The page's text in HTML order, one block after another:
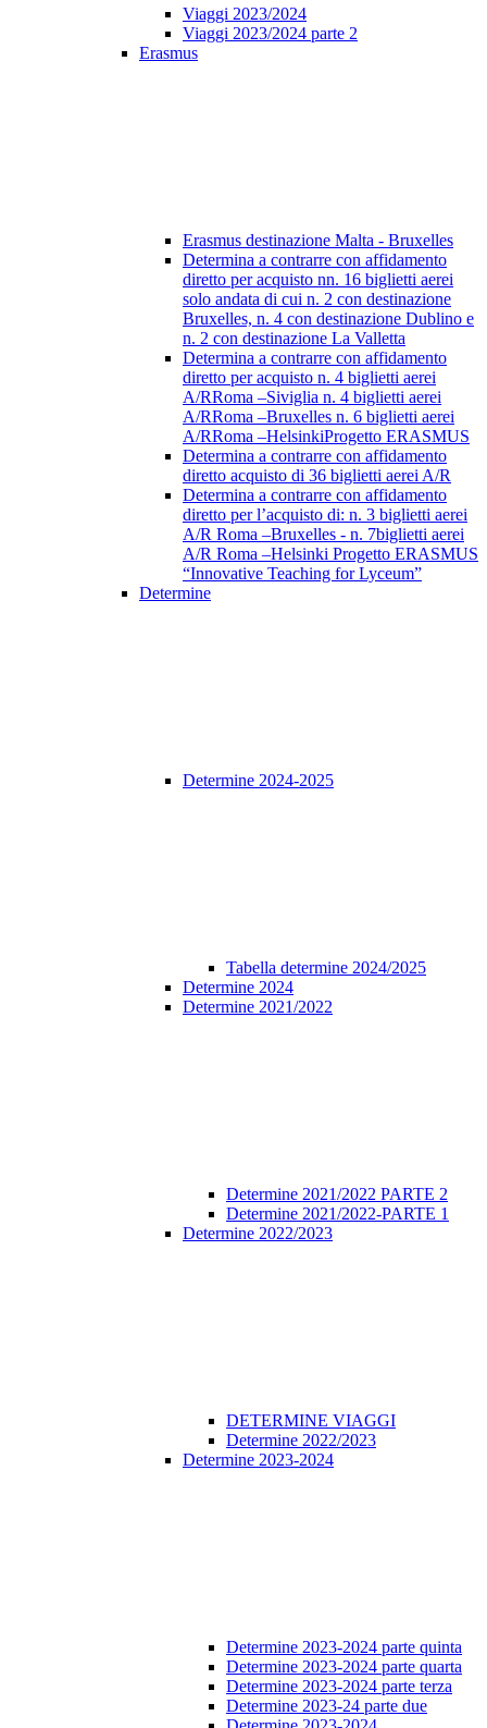
Viaggi 2023/2024
Viaggi 2023/2024 parte 2
Erasmus
Erasmus destinazione Malta - Bruxelles
Determina a contrarre con affidamento
diretto per acquisto nn. 16 biglietti aerei
solo andata di cui n. 2 con destinazione
Bruxelles, n. 4 con destinazione Dublino e
n. 2 con destinazione La Valletta
Determina a contrarre con affidamento
diretto per acquisto n. 4 biglietti aerei
A/RRoma –Siviglia n. 4 biglietti aerei
A/RRoma –Bruxelles n. 6 biglietti aerei
A/RRoma –HelsinkiProgetto ERASMUS
Determina a contrarre con affidamento
diretto acquisto di 36 biglietti aerei A/R
Determina a contrarre con affidamento
diretto per l’acquisto di: n. 3 biglietti aerei
A/R Roma –Bruxelles - n. 7biglietti aerei
A/R Roma –Helsinki Progetto ERASMUS
“Innovative Teaching for Lyceum”
Determine
Determine 2024-2025
Tabella determine 2024/2025
Determine 2024
Determine 2021/2022
Determine 2021/2022 PARTE 2
Determine 2021/2022-PARTE 1
Determine 2022/2023
DETERMINE VIAGGI
Determine 2022/2023
Determine 2023-2024
Determine 2023-2024 parte quinta
Determine 2023-2024 parte quarta
Determine 2023-2024 parte terza
Determine 2023-24 parte due